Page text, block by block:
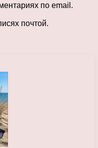
по email.
почтой.